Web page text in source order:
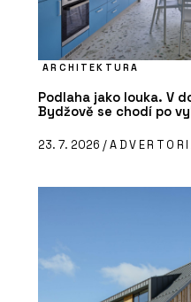
ARCHITEKTURA
Podlaha jako louka. V
Bydžově se chodí po
23. 7. 2026 /